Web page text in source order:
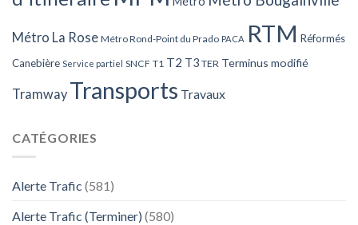
Métro La Rose Métro Rond-Point du Prado PACA RTM Réformés
Canebière Service partiel SNCF T1 T2 T3 TER Terminus modifié
Tramway Transports Travaux
CATÉGORIES
Alerte Trafic (581)
Alerte Trafic (Terminer) (580)